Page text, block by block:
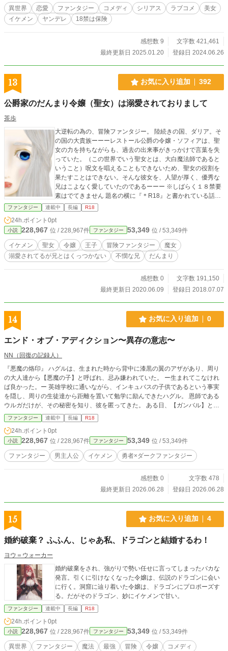
する団体である。 南グループの舎弟のランクは以下の通りで
ある。 S級舎弟 南グループにおける最も位の高い舎弟で通称
四天王と呼ばれる4人で構成されており、それぞれ存在意義が
く最上位の舎弟で、戦闘力、知識、管理能力などあらゆる分
ている。A級舎弟に昇格するにはその自身の才能から溢れる戦
闘、知能などの分野から生じる舎弟管理等総合的な能力が要
い。 B級舎弟 推薦でC級舎弟から与えられた厳しい試験を行
何れかの分野において事実上トップクラスに位置する舎弟。
C級舎弟 推薦でD級舎弟から与えられた昇格試験を行うこと
を提案され、同意し、試験に合格することでD級から昇格可
能。4000人程度で構成されている。A級、B級舎弟の補佐など
を行う。ある程度舎弟として信頼のおける段階で、戦闘力が
なくても事実上この段階までであれば昇格可能。ただし、あ
る程度戦闘力のある者が多い。 D級舎弟 任意でE級舎弟から
最短で半年で昇格試験を受ける権利が得られる。試験内容は
自身の得意分野などから選択が可能で、それに応じた試験が
成されている。 E級舎弟 試用期間を終えた事実上の舎弟の最
初の段階。F級舎弟期間に十の掟に基づいて試用期間が完了す
れば、戦闘力、知力など関係なく自動的に誰でもなれる。10
0000人以上存在する。 F級舎弟 舎弟になる前の試用期間であ
るため厳密には舎弟ではない。試用期間は概ね1年程度と定め
異世界 恋愛 ファンタジー コメディ シリアス ラブコメ
美女
イケメン
ヤンデレ 18禁は保険
感想数 9
文字数 421,461
最終更新日 2025.01.20
登録日 2024.06.26
13 お気に入り追加 392
公爵家のだんまり令嬢（聖女）は溺愛されておりまして
茶歩
大逆転の為の、冒険ファンタジー。 陸続きの国、ダリア。そ
の国の大貴族ーーーレストール公爵の令嬢・ソフィアは、聖
女の力を持ちながらも、過去の出来事がきっかけで言葉を失
っていた。（この世界でいう聖女とは、大白魔法師であると
いうこと）呪文を唱えることもできないため、聖女の役割を
果たすことはできない。そんな彼女を、人望が厚く、優秀な
兄はこよなく愛していたのであるーーー ※しばらく１８禁要
素はでてきません 題名の横に『＊R18』と書かれている話は
文字通りR18です。 長くゆっくり仕上げていきます。他作品
に浮気して更新まばらだったり急に更新続けたりします。ま
だ全然終わらないです‥。 ゆっくりお付き合い頂ければ幸い
です。
ファンタジー 連載中 長編 R18
24h.ポイント 0pt
小説 228,967 位 / 228,967件 ファンタジー 53,349 位 / 53,349件
イケメン 聖女 令嬢 王子 冒険ファンタジー
魔女
溺愛されてるが兄とはくっつかない
不憫な兄 だんまり
感想数 0
文字数 191,150
最終更新日 2020.06.09
登録日 2018.07.07
14 お気に入り追加 0
エンド・オブ・アディクション〜異存の意志〜
NN（回復の記録人）
『悪魔の烙印』 ハグルは、生まれた時から背中に漆黒の翼のアザがあり、周り
の大人達から【悪魔の子】と呼ばれ、忌み嫌われていた。 ー生まれてこなけれ
ば良かった。ー 英雄学校に通いながら、インキュバスの子供であるという事実
を隠し、周りの生徒達から距離を置いて勉学に励んできたハグル。 恩師である
ウルガだけが、その秘密を知り、彼を匿ってきた。 ある日、【ガンバル】とい
う寄生植物が街に出現し、人々の脳を侵食するという事件が起こる。 寄生植物
達が飛ばした胞子は人間の体内に侵入し、脳を侵食しコントロール下に置くのだ
が、、、。
ファンタジー 連載中 長編 R18
24h.ポイント 0pt
小説 228,967 位 / 228,967件 ファンタジー 53,349 位 / 53,349件
ファンタジー 男主人公 イケメン 勇者×ダークファンタジー
感想数 0
文字数 478
最終更新日 2026.06.28
登録日 2026.06.28
15 お気に入り追加 4
婚約破棄？ ふふん、じゃあ私、ドラゴンと結婚するわ！
ヨウ＝ウォーカー
婚約破棄をされ、強がりで勢い任せに言ってしまったバカな
発言。引くに引けなくなった令嬢は、伝説のドラゴンに会い
に行く。洞窟に辿り着いた令嬢は、ドラゴンにプロポーズす
る。だがそのドラゴン、妙にイケメンで甘い。
ファンタジー 連載中 長編 R18
24h.ポイント 0pt
小説 228,967 位 / 228,967件 ファンタジー 53,349 位 / 53,349件
異世界 ファンタジー 魔法 最強 冒険 令嬢 コメディ